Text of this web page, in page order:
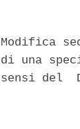
Modifica
di una
sensi del